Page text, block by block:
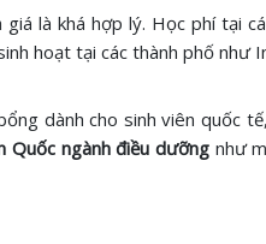
giá là khá hợp lý. Học phí tại
hoạt tại các thành phố như
dành cho sinh viên quốc
Quốc ngành điều dưỡngnhư